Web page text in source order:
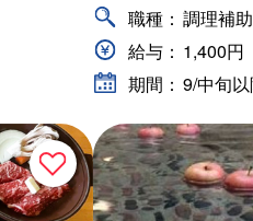
職種： 調理補助
給与： 1,400円
期間： 9/中旬